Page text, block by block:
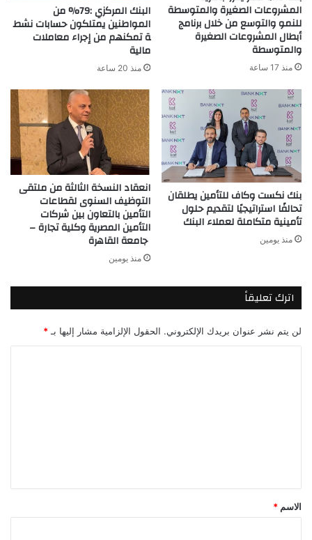
المشروعات الصغيرة والمتوسطة
للنمو والتوسع من خلال برنامج
أبطال المشروعات الصغيرة
والمتوسطة
منذ 17 ساعة
البنك المركزي :79% من
المواطنين يمتلكون حسابات نشط
ة تمكنهم من إجراء معاملات
مالية
منذ 20 ساعة
بنك نكست وكاف للتأمين يطلقان
تحالفًا استراتيجيًا لتقديم حلول
تأمينية متكاملة لعملاء البنك
منذ يومين
انعقاد النسخة الثالثة من ملتقى
التوظيف السنوى لقطاعات
التأمين بالتعاون بين شركات
التأمين المصرية وكلية تجارة –
جامعة القاهرة
منذ يومين
اترك تعليقاً
لن يتم نشر عنوان بريدك الإلكتروني. الحقول الإلزامية مشار إليها بـ *
*
الاسم *